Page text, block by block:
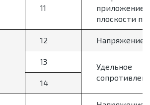
11
плоскости
12 Напряжение
13
Удельное
14